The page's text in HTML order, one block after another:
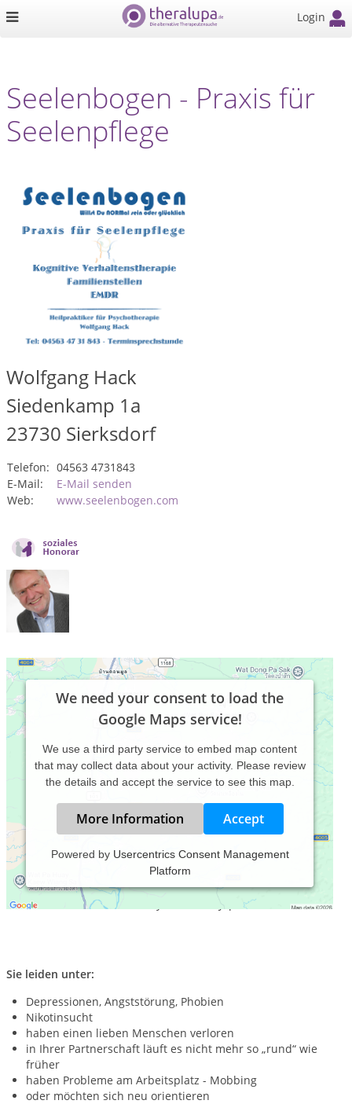
Login
Seelenbogen - Praxis für
Seelenpflege
Wolfgang Hack
Siedenkamp 1a
23730 Sierksdorf
Telefon: 04563 4731843
E-Mail:
E-Mail senden
Web:
www.seelenbogen.com
We need your consent to load the
Google Maps service!
We use a third party service to embed map content
that may collect data about your activity. Please review
the details and accept the service to see this map.
More Information Accept
Powered by Usercentrics Consent Management
Platform
Im Dschungel der Gefühle?
Sie leiden unter:
Depressionen, Angststörung, Phobien
Nikotinsucht
haben einen lieben Menschen verloren
in Ihrer Partnerschaft läuft es nicht mehr so „rund“ wie
früher
haben Probleme am Arbeitsplatz - Mobbing
oder möchten sich neu orientieren